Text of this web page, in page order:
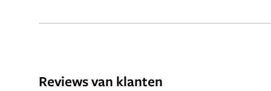
Reviews van klanten